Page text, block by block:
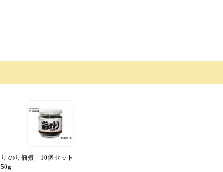
のり佃煮 10個セット